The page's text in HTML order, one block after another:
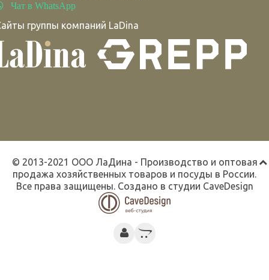
Чат в WhatsApp
группы компаний LaDina
© 2013-2021 ООО ЛаДина - Производство и оптовая
продажа хозяйственных товаров и посуды в России.
Все права защищены. Создано в студии CaveDesign